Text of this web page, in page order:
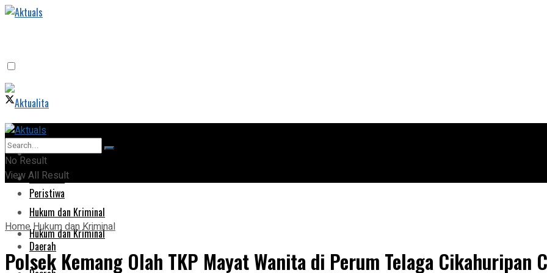
Home
Peristiwa
Hukum dan Kriminal
Daerah
Home
Peristiwa
Hukum dan Kriminal
No Result
View All Result
HomeHukum dan Kriminal
Polsek Kemang Olah TKP Mayat Wanita di Perum Telaga Cikahuripan